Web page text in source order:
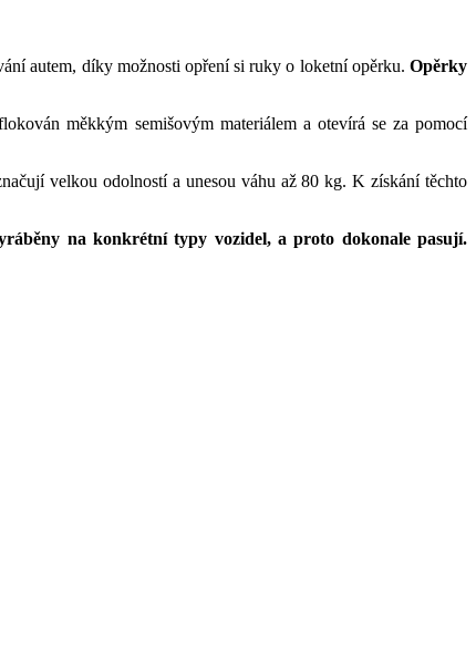
autem, díky možnosti opření si ruky o loketní opěrku.Opěrky
měkkým semišovým materiálem a otevírá se za pomocí
velkou odolností a unesou váhu až 80 kg. K získání těchto
na konkrétní typy vozidel, a proto dokonale pasují.